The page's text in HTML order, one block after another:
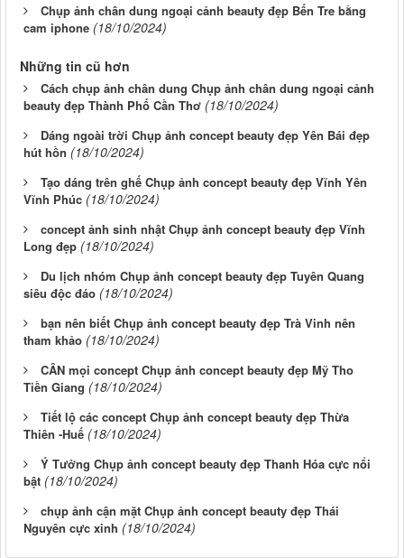
Chụp ảnh chân dung ngoại cảnh beauty đẹp Bến Tre bằng
cam iphone (18/10/2024)
Những tin cũ hơn
Cách chụp ảnh chân dung Chụp ảnh chân dung ngoại cảnh
beauty đẹp Thành Phố Cần Thơ (18/10/2024)
Dáng ngoài trời Chụp ảnh concept beauty đẹp Yên Bái đẹp
hút hồn (18/10/2024)
Tạo dáng trên ghế Chụp ảnh concept beauty đẹp Vĩnh Yên
Vĩnh Phúc (18/10/2024)
concept ảnh sinh nhật Chụp ảnh concept beauty đẹp Vĩnh
Long đẹp (18/10/2024)
Du lịch nhóm Chụp ảnh concept beauty đẹp Tuyên Quang
siêu độc đáo (18/10/2024)
bạn nên biết Chụp ảnh concept beauty đẹp Trà Vinh nên
tham khảo (18/10/2024)
CÂN mọi concept Chụp ảnh concept beauty đẹp Mỹ Tho
Tiền Giang (18/10/2024)
Tiết lộ các concept Chụp ảnh concept beauty đẹp Thừa
Thiên -Huế (18/10/2024)
Ý Tưởng Chụp ảnh concept beauty đẹp Thanh Hóa cực nổi
bật (18/10/2024)
chụp ảnh cận mặt Chụp ảnh concept beauty đẹp Thái
Nguyên cực xinh (18/10/2024)